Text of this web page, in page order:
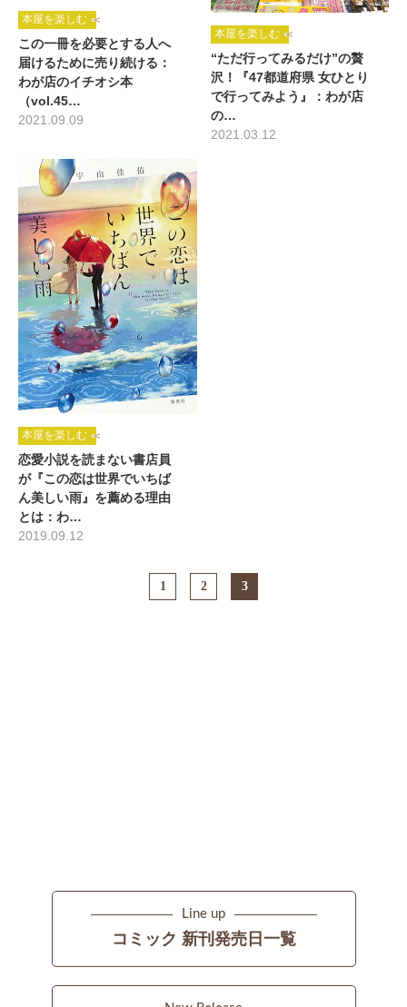
本屋を楽しむ
この一冊を必要とする人へ
届けるために売り続ける：
わが店のイチオシ本
（vol.45…
2021.09.09
本屋を楽しむ
“ただ行ってみるだけ”の贅
沢！『47都道府県 女ひとり
で行ってみよう』：わが店
の…
2021.03.12
本屋を楽しむ
恋愛小説を読まない書店員
が『この恋は世界でいちば
ん美しい雨』を薦める理由
とは：わ…
2019.09.12
1 2 3
Line up
コミック 新刊発売日一覧